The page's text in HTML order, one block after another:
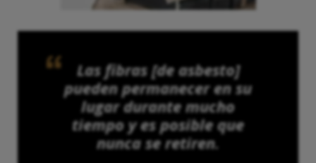
Las fibras [de asbesto]
pueden permanecer en su
lugar durante mucho
tiempo y es posible que
nunca se retiren.